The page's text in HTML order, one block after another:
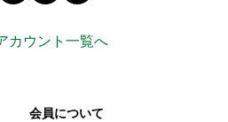
カウント一覧へ
会員について